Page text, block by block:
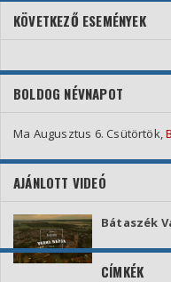
KÖVETKEZŐ ESEMÉNYEK
BOLDOG NÉVNAPOT
Ma Augusztus 6. Csütörtök,
AJÁNLOTT VIDEÓ
Bátaszék
CÍMKÉK